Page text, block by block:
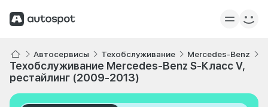
Автосервисы Техобслуживание Mercedes-Benz
Техобслуживание Mercedes-Benz S-Класс V,
рестайлинг (2009-2013)